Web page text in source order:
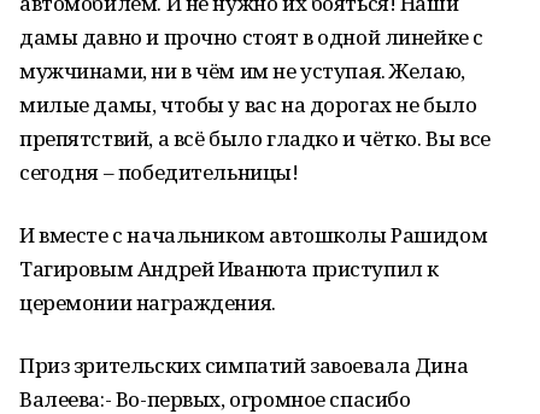
дамы давно и прочно стоят в одной линейке с
мужчинами, ни в чём им не уступая. Желаю,
милые дамы, чтобы у вас на дорогах не было
препятствий, а всё было гладко и чётко. Вы все
сегодня – победительницы!
И вместе с начальником автошколы Рашидом
Тагировым Андрей Иванюта приступил к
церемонии награждения.
Приз зрительских симпатий завоевала Дина
Валеева:- Во-первых, огромное спасибо